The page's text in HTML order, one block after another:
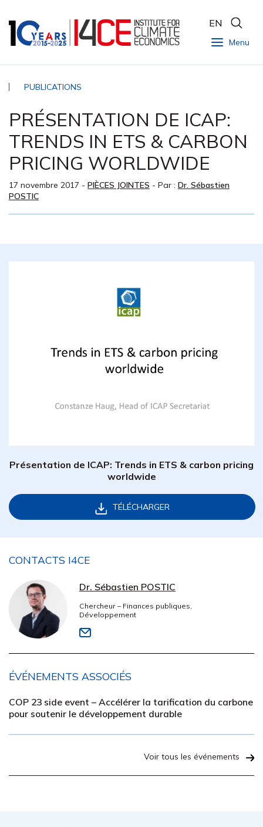
Menu
EN
PUBLICATIONS
PRÉSENTATION DE ICAP:
TRENDS IN ETS & CARBON
PRICING WORLDWIDE
17 novembre 2017 - PIÈCES JOINTES - Par : Dr. Sébastien
POSTIC
Présentation de ICAP: Trends in ETS & carbon pricing
worldwide
TÉLÉCHARGER
CONTACTS I4CE
Dr. Sébastien POSTIC
Chercheur – Finances publiques,
Développement
ÉVÉNEMENTS ASSOCIÉS
COP 23 side event – Accélérer la tarification du carbone
pour soutenir le développement durable
Voir tous les événements